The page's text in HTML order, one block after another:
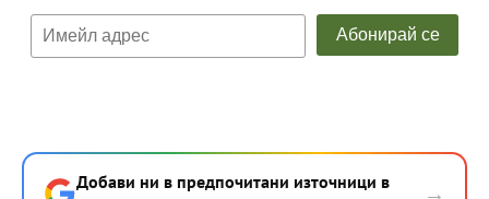
Добави ни в предпочитани източници в